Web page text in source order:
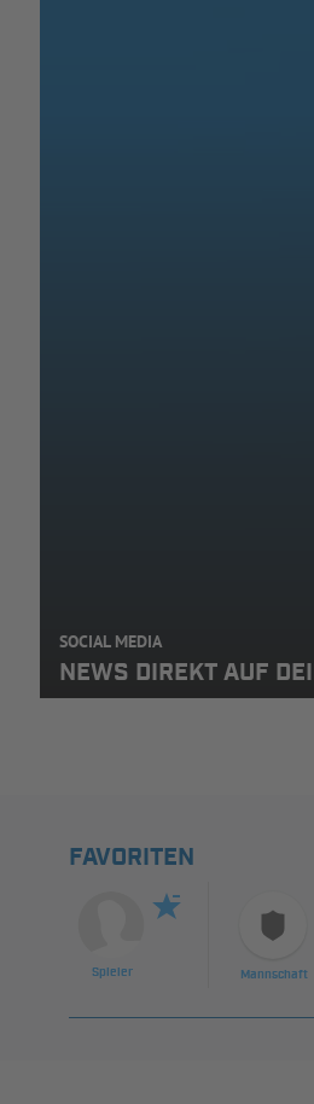
SOCIAL MEDIA
NEWS DIREKT AUF
FAVORITEN
Spieler Mannschaft